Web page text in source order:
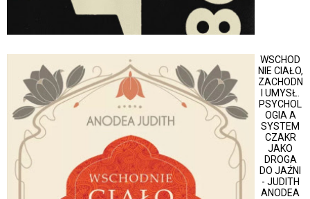
WSCHOD
NIE CIAŁO,
ZACHODN
I UMYSŁ.
PSYCHOL
OGIA A
SYSTEM
CZAKR
JAKO
DROGA
DO JAŹNI
- JUDITH
ANODEA